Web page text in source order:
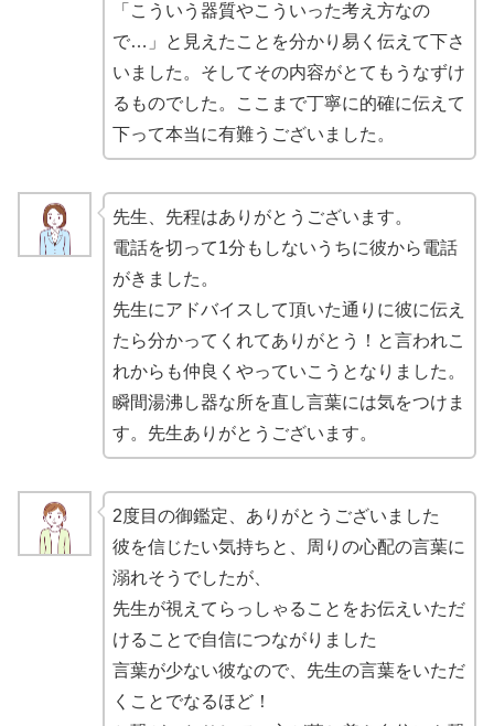
「こういう器質やこういった考え方なの
で…」と見えたことを分かり易く伝えて下さ
いました。 そしてその内容がとてもうなずけ
るものでした。
ここまで丁寧に的確に伝えて
下って本当に有難うございました。
先生、先程はありがとうございます。
電話を切って1分もしないうちに彼から電話
がきました。
先生にアドバイスして頂いた通りに彼に伝え
たら分かってくれてありがとう！と言われこ
れからも仲良くやっていこうとなりました。
瞬間湯沸し器な所を直し言葉には気をつけま
す。先生ありがとうございます。
2度目の御鑑定、ありがとうございました
彼を信じたい気持ちと、周りの心配の言葉に
溺れそうでしたが、
先生が視えてらっしゃることをお伝えいただ
けることで自信につながりました
言葉が少ない彼なので、先生の言葉をいただ
くことでなるほど！